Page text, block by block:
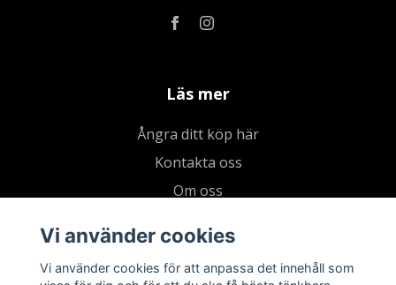
Läs mer
Ångra ditt köp här
Kontakta oss
Om oss
Kundklubb
Presentkort
Vi använder cookies
Vi använder cookies för att anpassa det innehåll som